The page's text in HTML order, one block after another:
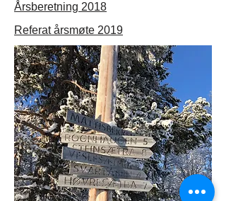
Årsberetning 2018
Referat årsmøte 2019